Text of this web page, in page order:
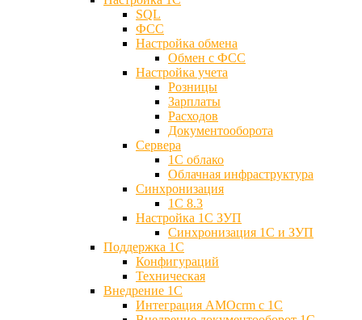
SQL
ФСС
Настройка обмена
Обмен с ФСС
Настройка учета
Розницы
Зарплаты
Расходов
Документооборота
Сервера
1С облако
Облачная инфраструктура
Синхронизация
1С 8.3
Настройка 1С ЗУП
Синхронизация 1С и ЗУП
Поддержка 1С
Конфигураций
Техническая
Внедрение 1С
Интеграция AMOcrm с 1C